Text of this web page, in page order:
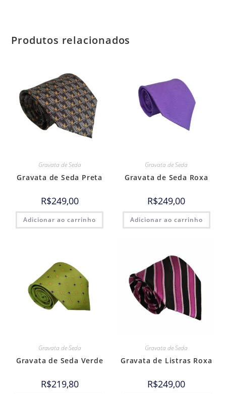
Produtos relacionados
Gravata de Seda
Gravata de Seda Preta
R$249,00
Adicionar ao carrinho
Gravata de Seda
Gravata de Seda Roxa
R$249,00
Adicionar ao carrinho
Gravata de Seda
Gravata de Seda Verde
R$219,80
Gravata de Seda
Gravata de Listras Roxa
R$249,00